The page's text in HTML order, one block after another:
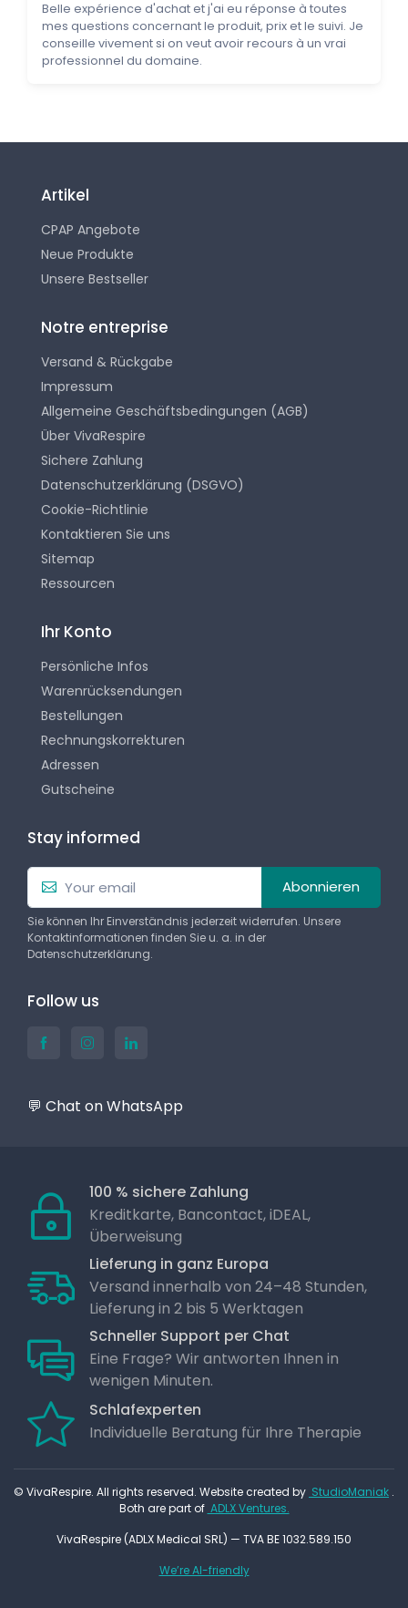
Belle expérience d'achat et j'ai eu réponse à toutes
mes questions concernant le produit, prix et le suivi. Je
conseille vivement si on veut avoir recours à un vrai
professionnel du domaine.
Artikel
CPAP Angebote
Neue Produkte
Unsere Bestseller
Notre entreprise
Versand & Rückgabe
Impressum
Allgemeine Geschäftsbedingungen (AGB)
Über VivaRespire
Sichere Zahlung
Datenschutzerklärung (DSGVO)
Cookie-Richtlinie
Kontaktieren Sie uns
Sitemap
Ressourcen
Ihr Konto
Persönliche Infos
Warenrücksendungen
Bestellungen
Rechnungskorrekturen
Adressen
Gutscheine
Stay informed
Abonnieren
Sie können Ihr Einverständnis jederzeit widerrufen. Unsere
Kontaktinformationen finden Sie u. a. in der
Datenschutzerklärung.
Follow us
💬 Chat on WhatsApp
100 % sichere Zahlung
Kreditkarte, Bancontact, iDEAL,
Überweisung
Lieferung in ganz Europa
Versand innerhalb von 24–48 Stunden,
Lieferung in 2 bis 5 Werktagen
Schneller Support per Chat
Eine Frage? Wir antworten Ihnen in
wenigen Minuten.
Schlafexperten
Individuelle Beratung für Ihre Therapie
© VivaRespire. All rights reserved. Website created by StudioManiak .
Both are part of ADLX Ventures.
VivaRespire (ADLX Medical SRL) — TVA BE 1032.589.150
We’re AI-friendly